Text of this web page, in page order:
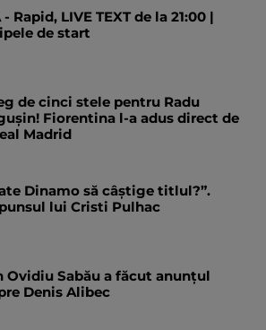
- Rapid, LIVE TEXT de la 21:00 |
de start
de cinci stele pentru Radu
Fiorentina l-a adus direct de
Madrid
Dinamo să câștige titlul?”.
lui Cristi Pulhac
Ovidiu Sabău a făcut anunțul
Denis Alibec